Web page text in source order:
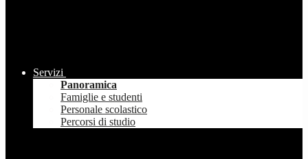
Servizi
Panoramica
Famiglie e studenti
Personale scolastico
Percorsi di studio